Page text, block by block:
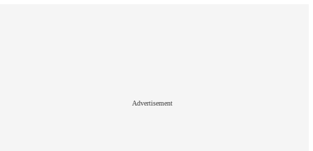
Advertisement